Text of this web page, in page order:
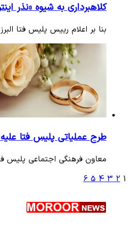
کلاهبرداری به شیوه «نذر
بنا بر اعلام رییس پلیس فتا
طرح عملیاتی پلیس فتا
معاون فرهنگی اجتماعی پلیس
1
2
3
4
5
6